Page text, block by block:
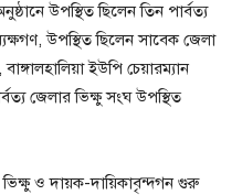
উপস্থিত ছিলেন তিন পার্বত্য
উপস্থিত ছিলেন সাবেক জেলা
ইউপি চেয়ারম্যান
জেলার ভিক্ষু সংঘ উপস্থিত
ভিক্ষু ও দায়ক-দায়িকাবৃন্দগন গুরু